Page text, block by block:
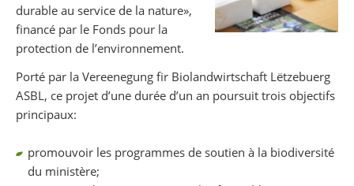
durable au service de la nature»,
financé par le Fonds pour la
protection de l’environnement.
Porté par la Vereenegung fir Biolandwirtschaft Lëtzebuerg
ASBL, ce projet d’une durée d’un an poursuit trois objectifs
principaux:
promouvoir les programmes de soutien à la biodiversité
du ministère;